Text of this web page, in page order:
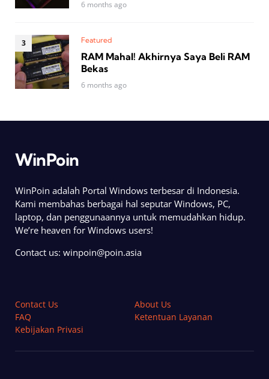
6 months ago
Featured
RAM Mahal! Akhirnya Saya Beli RAM
Bekas
6 months ago
WinPoin
WinPoin adalah Portal Windows terbesar di Indonesia.
Kami membahas berbagai hal seputar Windows, PC,
laptop, dan penggunaannya untuk memudahkan hidup.
We’re heaven for Windows users!
Contact us: winpoin@poin.asia
Contact Us
About Us
FAQ
Ketentuan Layanan
Kebijakan Privasi